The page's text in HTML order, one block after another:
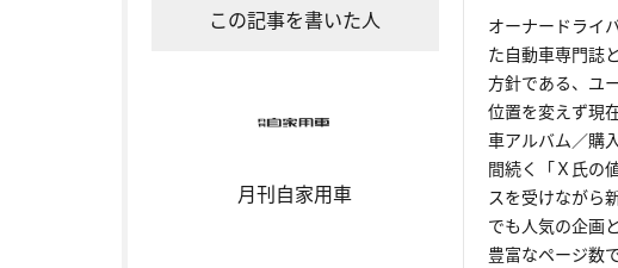
この記事を書いた人
月刊自家用車
オーナードライ
た自動車専門誌
方針である、ユ
位置を変えず現
車アルバム／購
間続く「Ｘ氏の
スを受けながら
でも人気の企画
豊富なページ数